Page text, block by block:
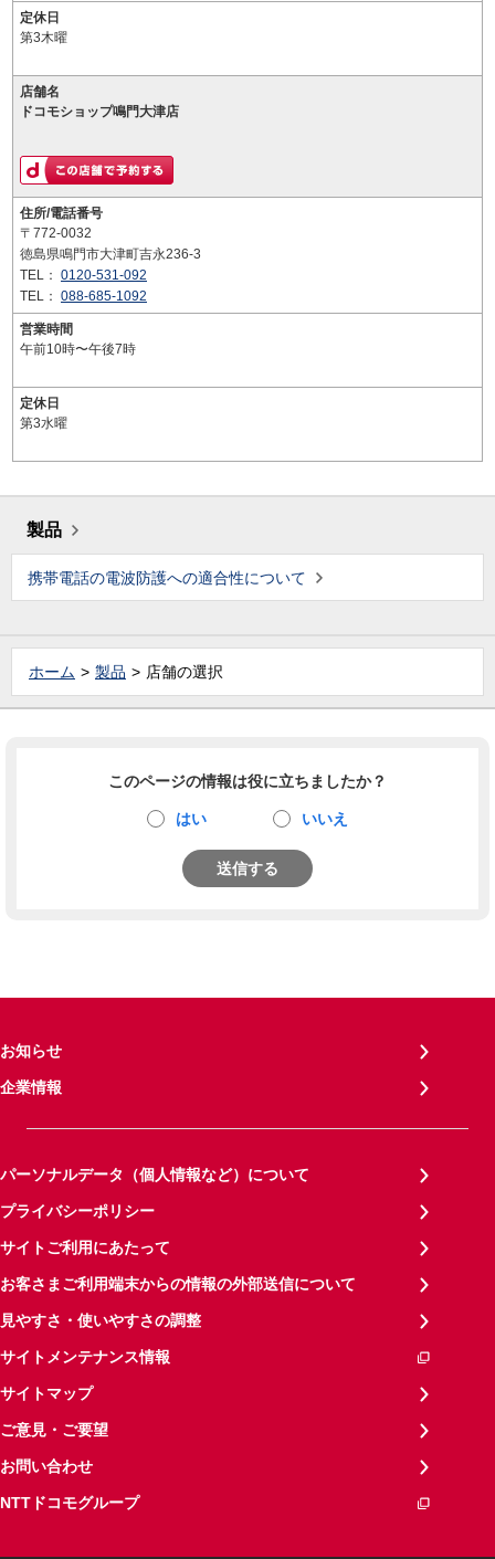
定休日
第3木曜
店舗名
ドコモショップ鳴門大津店
住所/電話番号
〒772-0032
徳島県鳴門市大津町吉永236-3
TEL： 0120-531-092
TEL： 088-685-1092
営業時間
午前10時〜午後7時
定休日
第3水曜
製品
携帯電話の電波防護への適合性について
ホーム 製品 店舗の選択
このページの情報は役に立ちましたか？
はい いいえ
送信する
お知らせ
企業情報
パーソナルデータ（個人情報など）について
プライバシーポリシー
サイトご利用にあたって
お客さまご利用端末からの情報の外部送信について
見やすさ・使いやすさの調整
サイトメンテナンス情報
サイトマップ
ご意見・ご要望
お問い合わせ
NTTドコモグループ